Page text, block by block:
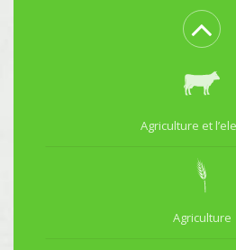
Viticulture -
Agriculture et
Agriculture